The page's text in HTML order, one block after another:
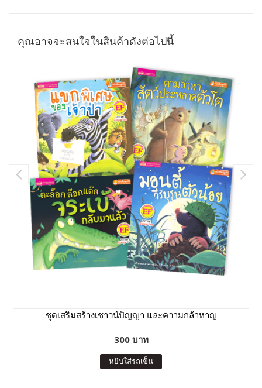
คุณอาจจะสนใจในสินค้าดังต่อไปนี้
ชุดเสริมสร้างเชาวน์ปัญญา และความกล้าหาญ
300 บาท
หยิบใส่รถเข็น